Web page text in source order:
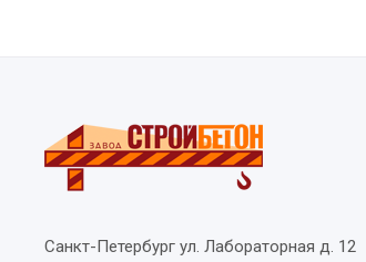
Санкт-Петербург ул. Лабораторная д. 12